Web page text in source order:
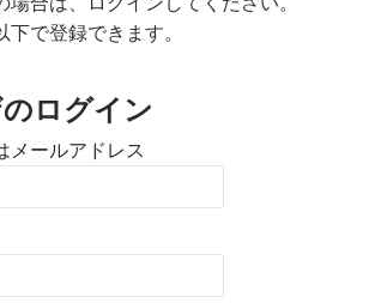
で登録できます。
ログイン
メールアドレス